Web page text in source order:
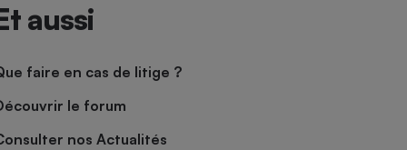
aussi
faire en cas de litige ?
le forum
nos Actualités